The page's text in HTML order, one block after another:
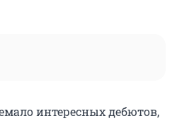
серийный двигатель с